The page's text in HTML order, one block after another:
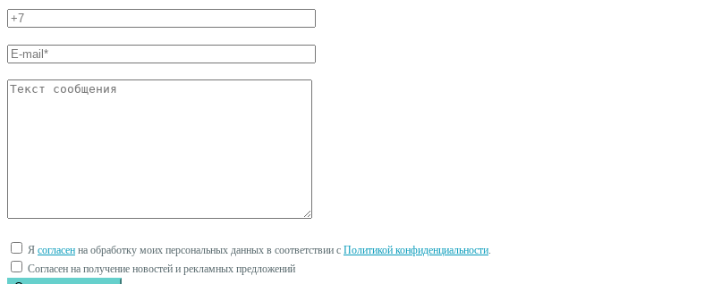
Я согласен на обработку моих персональных данных в соответствии с Политикой конфиденциальности.
Согласен на получение новостей и рекламных предложений